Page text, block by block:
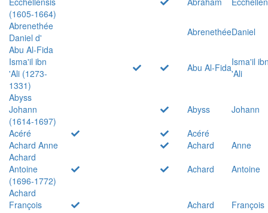
(1605-1664)
Abrenethée
Daniel d'
AbrenethéeDaniel
Abu Al-Fida
Isma'il ibn
'Ali (1273-
1331)
Abu Al-FidaIsma'il
'Ali
Abyss
Johann
(1614-1697)
Abyss
Johann
Acéré
Acéré
Achard Anne
Achard
Anne
Achard
Antoine
(1696-1772)
Achard
Antoine
Achard
François
Achard
François